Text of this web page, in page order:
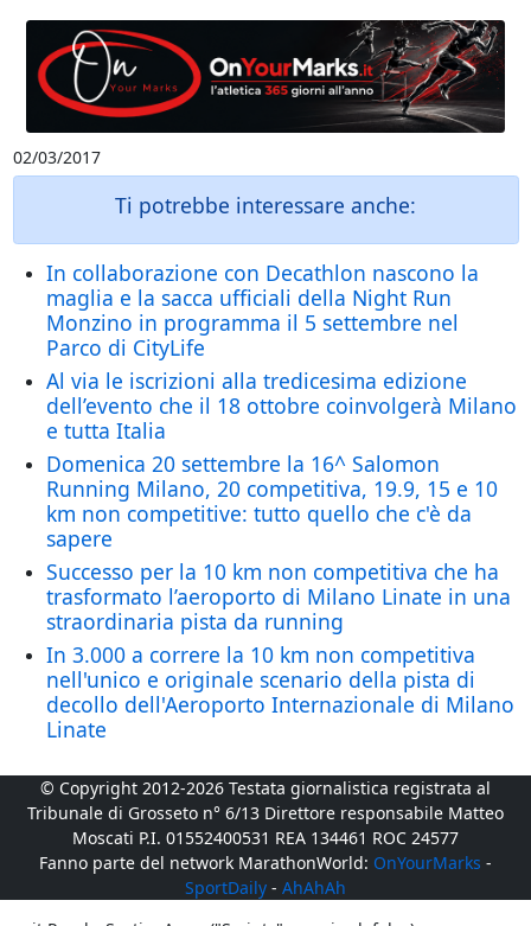
02/03/2017
Ti potrebbe interessare anche:
In collaborazione con Decathlon nascono la
maglia e la sacca ufficiali della Night Run
Monzino in programma il 5 settembre nel
Parco di CityLife
Al via le iscrizioni alla tredicesima edizione
dell’evento che il 18 ottobre coinvolgerà Milano
e tutta Italia
Domenica 20 settembre la 16^ Salomon
Running Milano, 20 competitiva, 19.9, 15 e 10
km non competitive: tutto quello che c'è da
sapere
Successo per la 10 km non competitiva che ha
trasformato l’aeroporto di Milano Linate in una
straordinaria pista da running
In 3.000 a correre la 10 km non competitiva
nell'unico e originale scenario della pista di
decollo dell'Aeroporto Internazionale di Milano
Linate
© Copyright 2012-2026 Testata giornalistica registrata al
Tribunale di Grosseto n° 6/13 Direttore responsabile Matteo
Moscati P.I. 01552400531 REA 134461 ROC 24577
Fanno parte del network MarathonWorld: OnYourMarks -
SportDaily - AhAhAh